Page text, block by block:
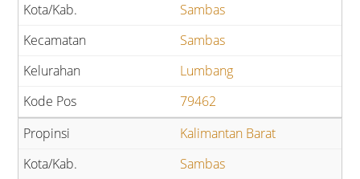
Sambas
Sambas
Lumbang
79462
Kalimantan Barat
Sambas